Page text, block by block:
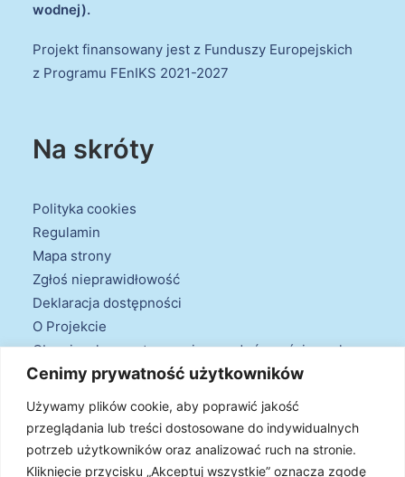
Cenimy prywatność użytkowników
Używamy plików cookie, aby poprawić jakość
przeglądania lub treści dostosowane do indywidualnych
potrzeb użytkowników oraz analizować ruch na stronie.
Kliknięcie przycisku „Akceptuj wszystkie” oznacza zgodę
wodnej).
Projekt finansowany jest z Funduszy Europejskich
z Programu FEnIKS 2021-2027
Na skróty
Polityka cookies
Regulamin
Mapa strony
Zgłoś nieprawidłowość
Deklaracja dostępności
O Projekcie
Obowiązek przestrzegania zasad równościowych
oraz warunków podstawowych
Klauzule informacyjne